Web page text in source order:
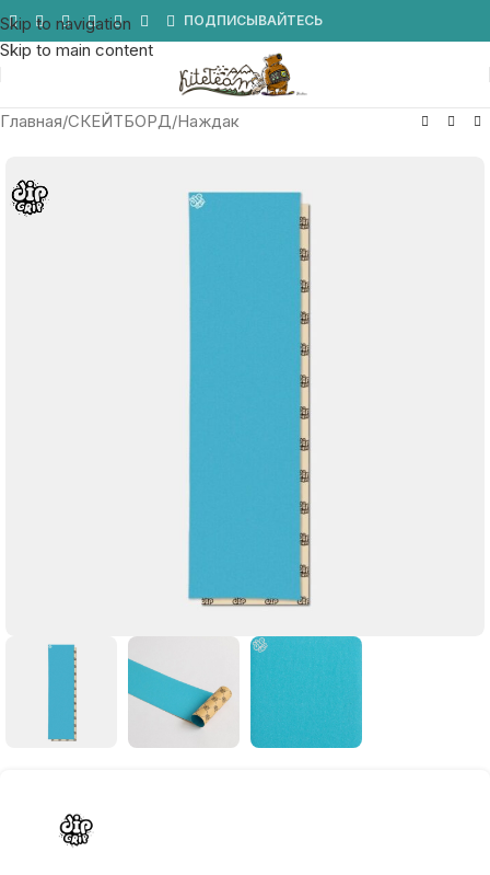
Skip to navigation
Skip to main content
ПОДПИСЫВАЙТЕСЬ
Главная/СКЕЙТБОРД/Наждак